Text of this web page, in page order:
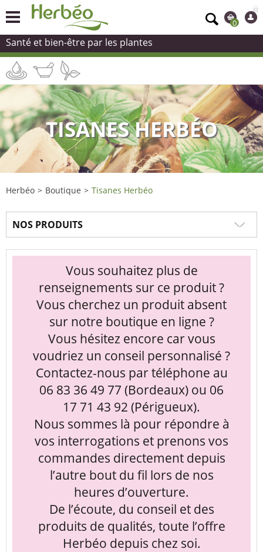
0
Santé et bien-être par les plantes
TISANES HERBÉO
Herbéo > Boutique > Tisanes Herbéo
NOS PRODUITS
Vous souhaitez plus de
renseignements sur ce produit ?
Vous cherchez un produit absent
sur notre boutique en ligne ?
Vous hésitez encore car vous
voudriez un conseil personnalisé ?
Contactez-nous par téléphone au
06 83 36 49 77 (Bordeaux) ou 06
17 71 43 92 (Périgueux).
Nous sommes là pour répondre à
vos interrogations et prenons vos
commandes directement depuis
l’autre bout du fil lors de nos
heures d’ouverture.
De l’écoute, du conseil et des
produits de qualités, toute l’offre
Herbéo depuis chez soi.